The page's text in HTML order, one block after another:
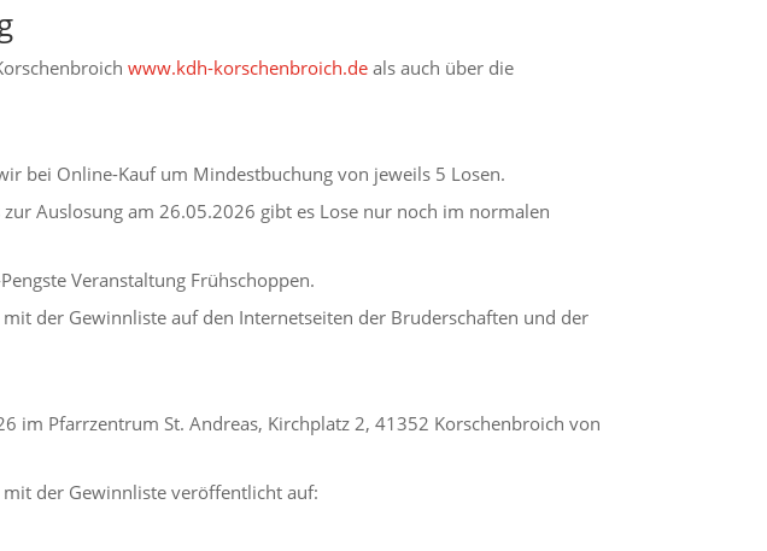
www.kdh-korschenbroich.de als auch über die
bei Online-Kauf um Mindestbuchung von jeweils 5 Losen.
Auslosung am 26.05.2026 gibt es Lose nur noch im normalen
Veranstaltung Frühschoppen.
der Gewinnliste auf den Internetseiten der Bruderschaften und der
im Pfarrzentrum St. Andreas, Kirchplatz 2, 41352 Korschenbroich von
der Gewinnliste veröffentlicht auf: